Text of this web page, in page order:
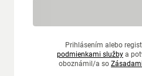
Prihlásením alebo
podmienkami služby a
oboznámil/a so